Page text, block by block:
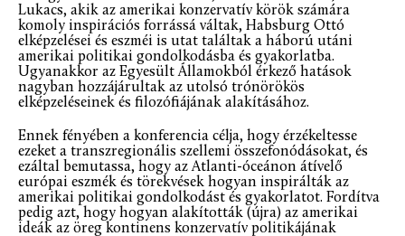
Lukacs, akik az amerikai konzervatív körök számára
komoly inspirációs forrássá váltak, Habsburg Ottó
elképzelései és eszméi is utat találtak a háború utáni
amerikai politikai gondolkodásba és gyakorlatba.
Ugyanakkor az Egyesült Államokból érkező hatások
nagyban hozzájárultak az utolsó trónörökös
elképzeléseinek és filozófiájának alakításához.
Ennek fényében a konferencia célja, hogy érzékeltesse
ezeket a transzregionális szellemi összefonódásokat, és
ezáltal bemutassa, hogy az Atlanti-óceánon átívelő
európai eszmék és törekvések hogyan inspirálták az
amerikai politikai gondolkodást és gyakorlatot. Fordítva
pedig azt, hogy hogyan alakították (újra) az amerikai
ideák az öreg kontinens konzervatív politikájának